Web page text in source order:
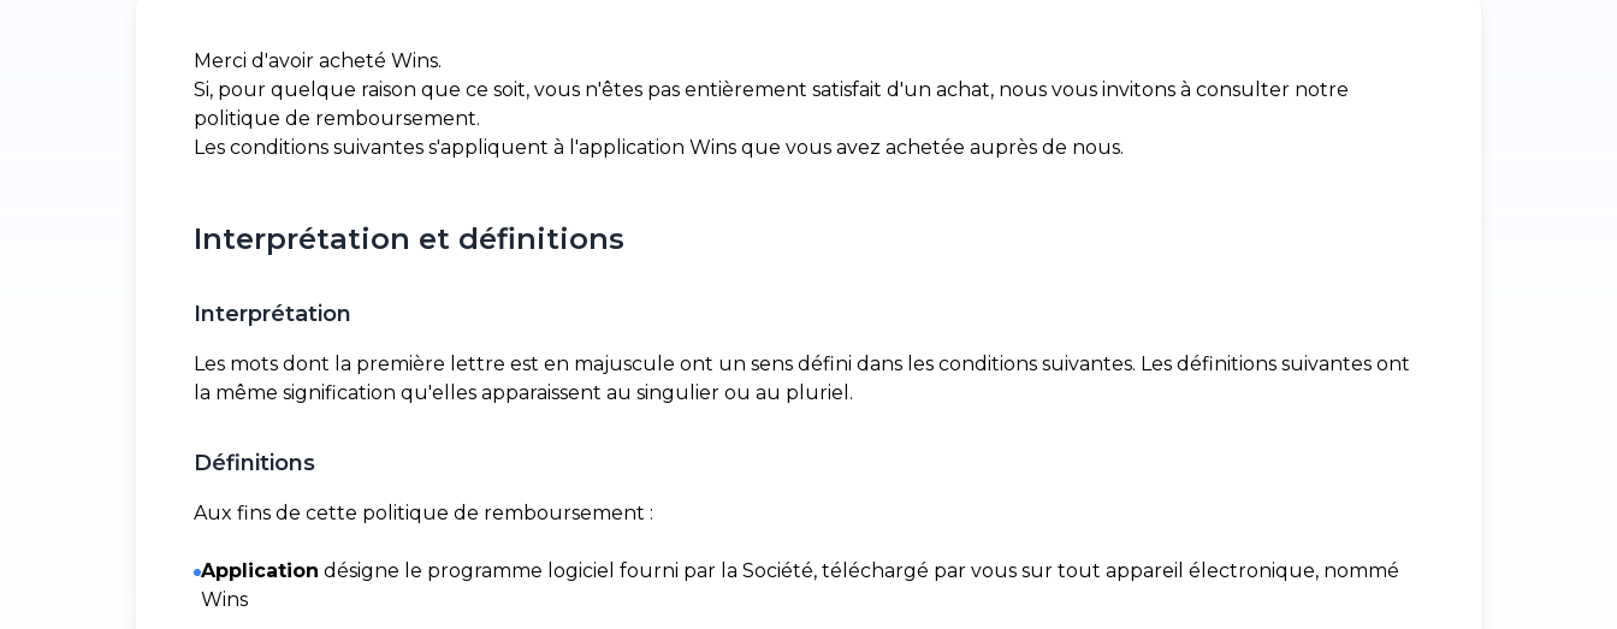
Merci d'avoir acheté Wins.
Si, pour quelque raison que ce soit, vous n'êtes pas entièrement satisfait d'un achat, nous vous invitons à consulter notre
politique de remboursement.
Les conditions suivantes s'appliquent à l'application Wins que vous avez achetée auprès de nous.
Interprétation et définitions
Interprétation
Les mots dont la première lettre est en majuscule ont un sens défini dans les conditions suivantes. Les définitions suivantes ont
la même signification qu'elles apparaissent au singulier ou au pluriel.
Définitions
Aux fins de cette politique de remboursement :
Application désigne le programme logiciel fourni par la Société, téléchargé par vous sur tout appareil électronique, nommé
Wins